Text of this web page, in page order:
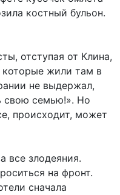
костный бульон.
отступая от Клина,
которые жили там в
не выдержал,
свою семью!». Но
происходит, может
все злодеяния.
на фронт.
сначала